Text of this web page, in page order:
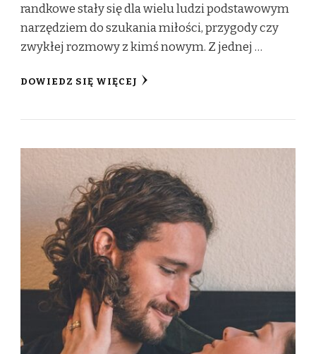
randkowe stały się dla wielu ludzi podstawowym
narzędziem do szukania miłości, przygody czy
zwykłej rozmowy z kimś nowym. Z jednej …
DOWIEDZ SIĘ WIĘCEJ